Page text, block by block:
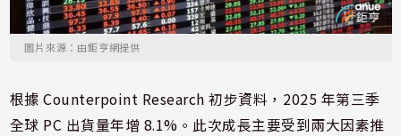
圖片來源：由鉅亨網提供
根據 Counterpoint Research 初步資料，2025 年第三季
全球 PC 出貨量年增 8.1%。此次成長主要受到兩大因素推